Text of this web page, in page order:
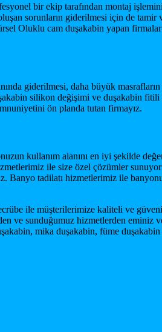
bir ekip tarafından montaj
sorunların giderilmesi için de tamir
Oluklu cam duşakabin yapan firmalar
giderilmesi, daha büyük masrafların
silikon değişimi ve duşakabin
ön planda tutan firmayız.
kullanım alanını en iyi şekilde
ile size özel çözümler
tadilatı hizmetlerimiz ile
ile müşterilerimize kaliteli ve
ve sunduğumuz hizmetlerden eminiz
mika duşakabin, füme